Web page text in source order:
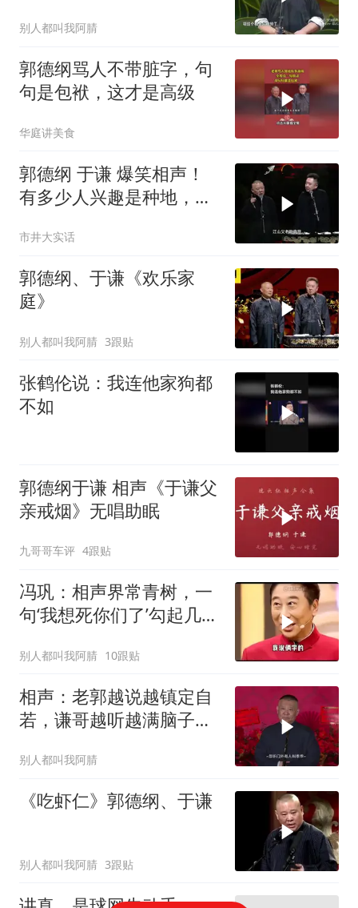
别人都叫我阿腈
郭德纲骂人不带脏字，句
句是包袱，这才是高级
华庭讲美食
郭德纲 于谦 爆笑相声！
有多少人兴趣是种地，我
市井大实话
郭德纲、于谦《欢乐家
庭》
别人都叫我阿腈 3跟贴
张鹤伦说：我连他家狗都
不如
郭德纲于谦 相声《于谦父
亲戒烟》无唱助眠
九哥哥车评 4跟贴
冯巩：相声界常青树，一
句‘我想死你们了’勾起几代
别人都叫我阿腈 10跟贴
相声：老郭越说越镇定自
若，谦哥越听越满脑子问
别人都叫我阿腈
《吃虾仁》郭德纲、于谦
别人都叫我阿腈 3跟贴